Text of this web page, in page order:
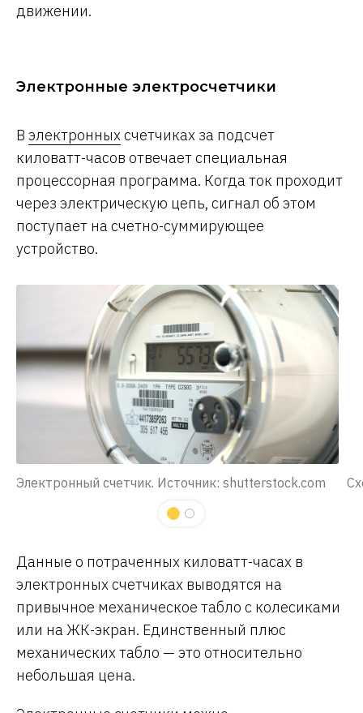
движении.
Электронные электросчетчики
В электронныхсчетчиках за подсчет
киловатт-часов отвечает специальная
процессорная программа. Когда ток проходит
через электрическую цепь, сигнал об этом
поступает на счетно-суммирующее
устройство.
Электронный счетчик. Источник: shutterstock.com
Данные о потраченных киловатт-часах в
электронных счетчиках выводятся на
привычное механическое табло с колесиками
или на ЖК-экран. Единственный плюс
механических табло — это относительно
небольшая цена.